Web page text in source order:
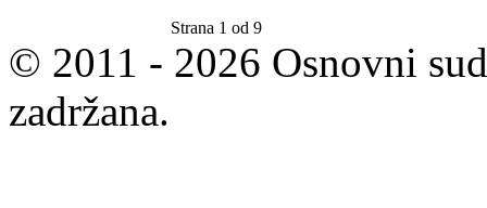
Strana 1 od 9
© 2011 - 2026 Osnovni
zadržana.